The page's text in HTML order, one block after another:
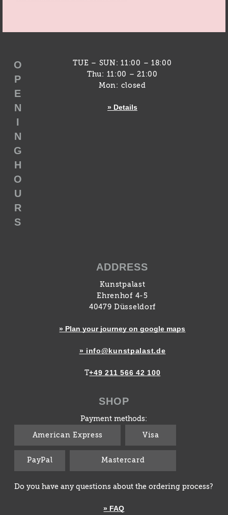
O
P
E
N
I
N
G
H
O
U
R
S
TUE – SUN: 11:00 – 18:00
Thu: 11:00 – 21:00
Mon: closed
» Details
ADDRESS
Kunstpalast
Ehrenhof 4-5
40479 Düsseldorf
» Plan your journey on google maps
» info@kunstpalast.de
T+49 211 566 42 100
SHOP
Payment methods:
American Express Visa
PayPal Mastercard
Do you have any questions about the ordering process?
» FAQ